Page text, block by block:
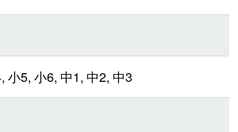
小5, 小6, 中1, 中2, 中3